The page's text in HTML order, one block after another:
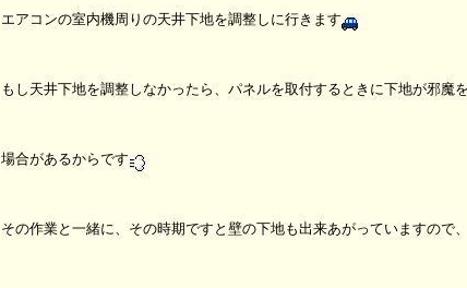
エアコンの室内機周りの天井下地を調整しに行きます
もし天井下地を調整しなかったら、パネルを取付するときに下地が邪魔
場合があるからです
その作業と一緒に、その時期ですと壁の下地も出来あがっていますので